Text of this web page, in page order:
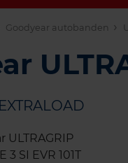
Goodyear autobanden